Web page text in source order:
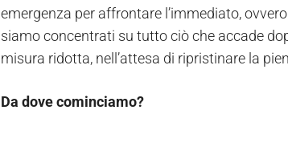
emergenza per affrontare l’immediato,
siamo concentrati su tutto ciò che accade
misura ridotta, nell’attesa di ripristinare la
Da dove cominciamo?